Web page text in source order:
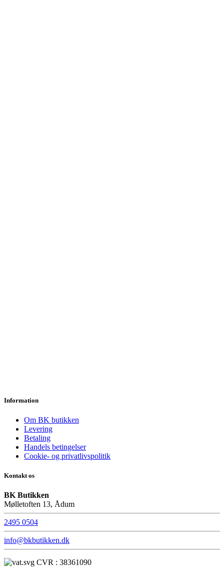
Information
Om BK butikken
Levering
Betaling
Handels betingelser
Cookie- og privatlivspolitik
Kontakt os
BK Butikken
Mølletoften 13, Ådum
2495 0504
info@bkbutikken.dk
CVR : 38361090